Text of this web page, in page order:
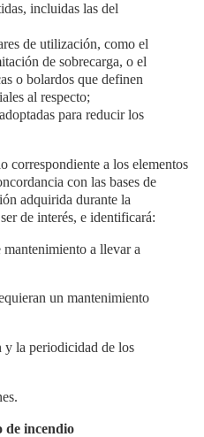
incluidas las del
de utilización, como el
de sobrecarga, o el
o bolardos que definen
al respecto;
para reducir los
correspondiente a los elementos
con las bases de
adquirida durante la
de interés, e identificará:
a llevar a
un mantenimiento
y la periodicidad de los
de incendio